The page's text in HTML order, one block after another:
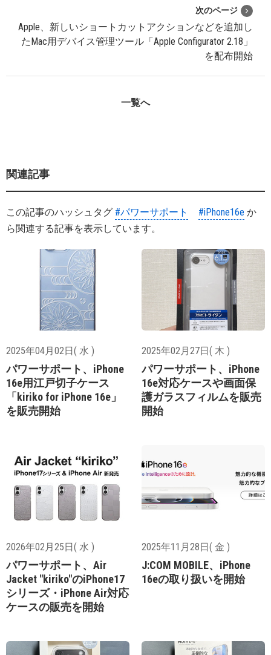
次のページ
Apple、新しいショートカットアクションなどを追加し
たMac用デバイス管理ツール「Apple Configurator 2.18」
を配布開始
一覧へ
関連記事
この記事のハッシュタグ #パワーサポート #iPhone16e か
ら関連する記事を表示しています。
2025年04月02日( 水 )
パワーサポート、iPhone
16e用江戸切子ケース
「kiriko for iPhone 16e」
を販売開始
2025年02月27日( 木 )
パワーサポート、iPhone
16e対応ケースや画面保
護ガラスフィルムを販売
開始
2026年02月25日( 水 )
パワーサポート、Air
Jacket "kiriko"のiPhone17
シリーズ・iPhone Air対応
ケースの販売を開始
2025年11月28日( 金 )
J:COM MOBILE、iPhone
16eの取り扱いを開始